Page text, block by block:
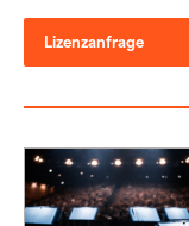
Lizenzanfrage